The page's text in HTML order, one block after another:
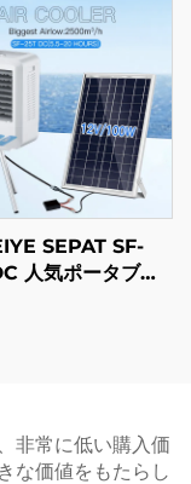
リモコン IP44
SEPAT SF-
人気ポータブル
非常に低い購入価
な価値をもたらし